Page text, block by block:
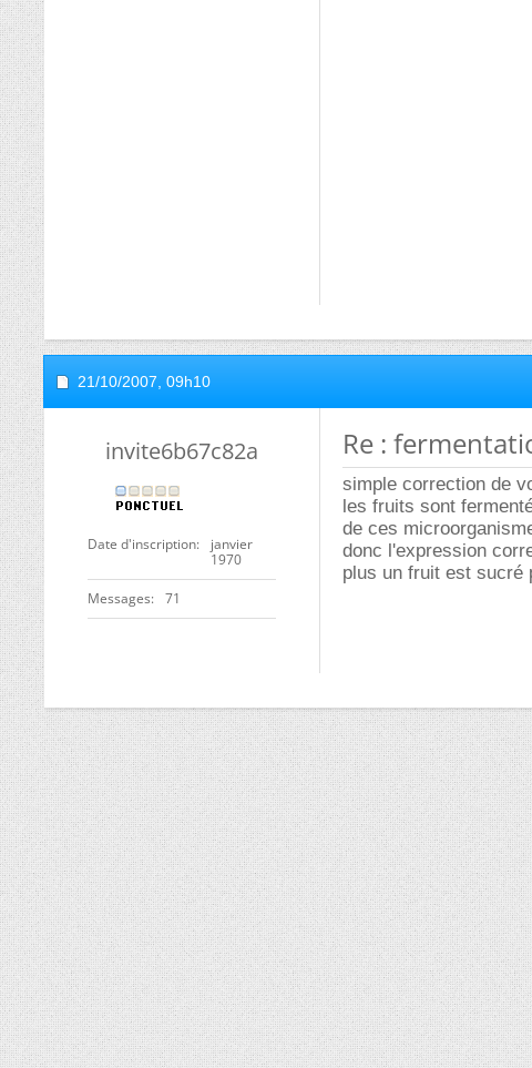
21/10/2007, 09h10
invite6b67c82a
Date d'inscription
janvier
1970
Messages 71
Re :
simple correction de
les fruits sont
de ces
donc l'expression
plus un fruit est sucré